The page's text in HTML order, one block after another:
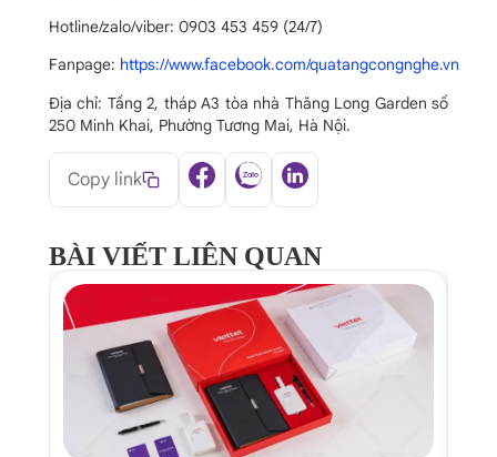
Hotline/zalo/viber: 0903 453 459 (24/7)
Fanpage: https://www.facebook.com/quatangcongnghe.vn
Địa chỉ: Tầng 2, tháp A3 tòa nhà Thăng Long Garden số
250 Minh Khai, Phường Tương Mai, Hà Nội.
Copy link
BÀI VIẾT LIÊN QUAN